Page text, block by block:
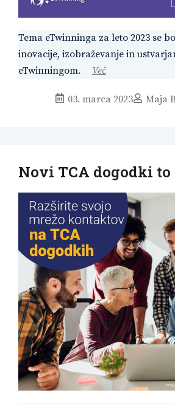
Tema eTwinninga za leto 2023 se
inovacije, izobraževanje in
eTwinningom.
Več
03. marca 2023 Maja
Novi TCA dogodki to